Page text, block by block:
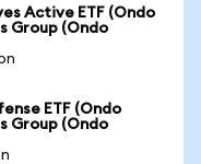
Active ETF (Ondo
Group (Ondo
ETF (Ondo
Group (Ondo